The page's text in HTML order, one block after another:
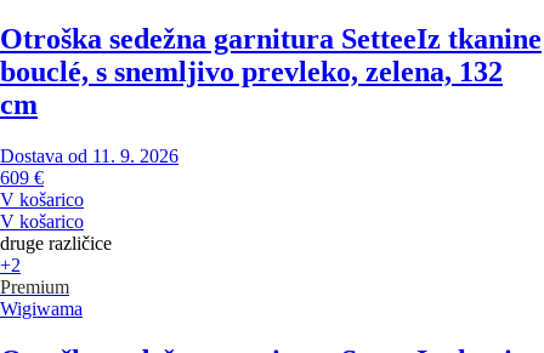
Otroška sedežna garnitura SetteeIz tkanine
bouclé, s snemljivo prevleko, zelena, 132
cm
Dostava od 11. 9. 2026
609 €
V košarico
V košarico
druge različice
+2
Premium
Wigiwama